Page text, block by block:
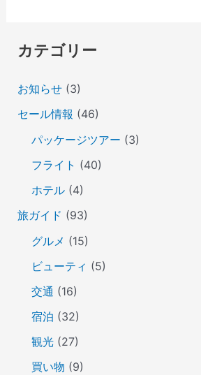
カテゴリー
お知らせ(3)
セール情報 (46)
パッケージツアー (3)
フライト (40)
ホテル(4)
旅ガイド (93)
グルメ (15)
ビューティ (5)
交通 (16)
宿泊 (32)
観光(27)
買い物 (9)